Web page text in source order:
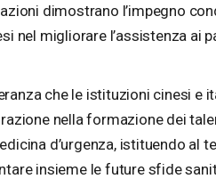
dimostrano l’impegno
nel migliorare l’assistenza ai
che le istituzioni cinesi e
nella formazione dei
d’urgenza, istituendo al
insieme le future sfide